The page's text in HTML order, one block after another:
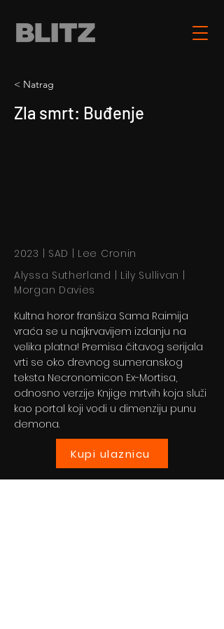
< Natrag
Zla smrt: Buđenje
2023 | SAD | Lee Cronin
Alyssa Sutherland | Lily Sullivan |
Morgan Davies
Kultna horor franšiza Sama Raimija
vraća se u najkrvavijem izdanju na
velika platna! Premisa čitavog serijala
vrti se oko drevnog sumeranskog
teksta Necronomicon Ex-Mortisa,
odnosno verzije Knjige mrtvih koja služi
kao portal koji vodi u dimenziju punu
demona.
Kupi ulaznicu